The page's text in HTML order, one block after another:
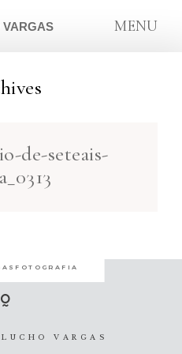
VARGAS MENU
de-seteais-
LUCHO VARGAS